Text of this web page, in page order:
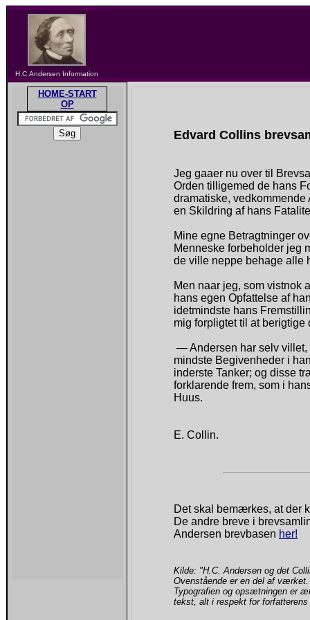
H.C.Andersen Information
HOME-START
OP
Edvard Collins
Jeg gaaer nu over til
Orden tilligemed de hans
dramatiske,
en Skildring af hans
Mine egne Betragtninger
Menneske forbeholder jeg
de ville neppe behage alle
Men naar jeg, som vistnok
hans egen Opfattelse af
idetmindste hans
mig forpligtet til at berigtige
— Andersen har selv villet,
mindste Begivenheder i
inderste Tanker; og disse
forklarende frem, som i
Huus.
E. Collin.
Det skal bemærkes, at der
De andre breve i
Andersen brevbasen her!
Kilde: "H.C. Andersen og det
Ovenstående er en del af
Typografien og opsætningen er
tekst, alt i respekt for